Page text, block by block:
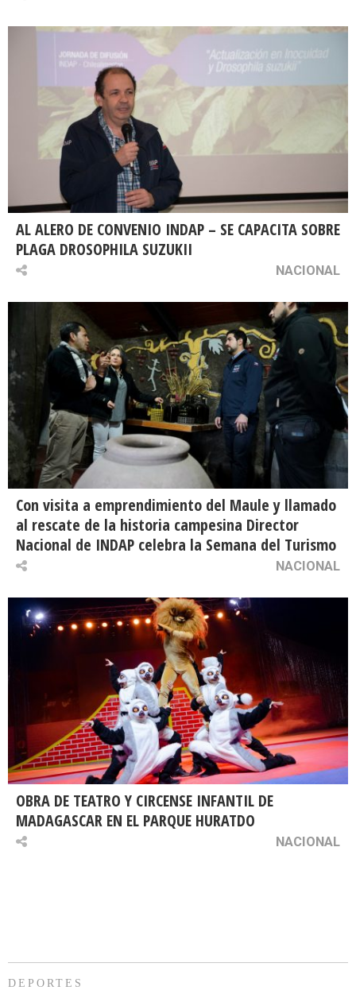
AL ALERO DE CONVENIO INDAP – SE CAPACITA SOBRE
PLAGA DROSOPHILA SUZUKII
NACIONAL
Con visita a emprendimiento del Maule y llamado
al rescate de la historia campesina Director
Nacional de INDAP celebra la Semana del Turismo
NACIONAL
OBRA DE TEATRO Y CIRCENSE INFANTIL DE
MADAGASCAR EN EL PARQUE HURATDO
NACIONAL
DEPORTES